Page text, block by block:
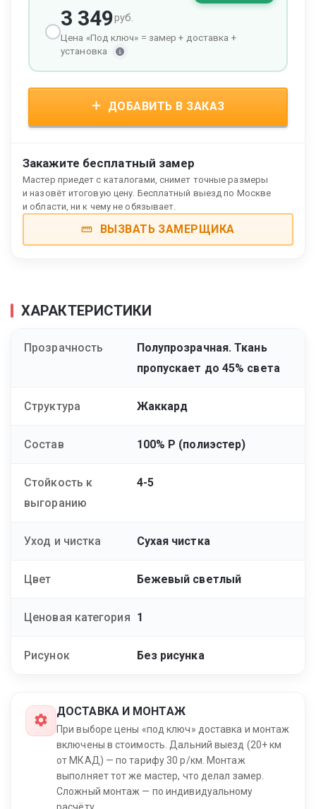
3 349руб.
Цена «Под ключ» = замер + доставка +
установка
ДОБАВИТЬ В ЗАКАЗ
Закажите бесплатный замер
Мастер приедет с каталогами, снимет точные размеры
и назовёт итоговую цену. Бесплатный выезд по Москве
и области, ни к чему не обязывает.
ВЫЗВАТЬ ЗАМЕРЩИКА
ХАРАКТЕРИСТИКИ
Прозрачность
Полупрозрачная. Ткань
пропускает до 45% света
Структура Жаккард
Состав 100% Р (полиэстер)
Стойкость к
выгоранию
4-5
Уход и чистка Сухая чистка
Цвет Бежевый светлый
Ценовая категория 1
Рисунок Без рисунка
ДОСТАВКА И МОНТАЖ
При выборе цены «под ключ» доставка и монтаж
включены в стоимость. Дальний выезд (20+ км
от МКАД) — по тарифу 30 р/км. Монтаж
выполняет тот же мастер, что делал замер.
Сложный монтаж — по индивидуальному